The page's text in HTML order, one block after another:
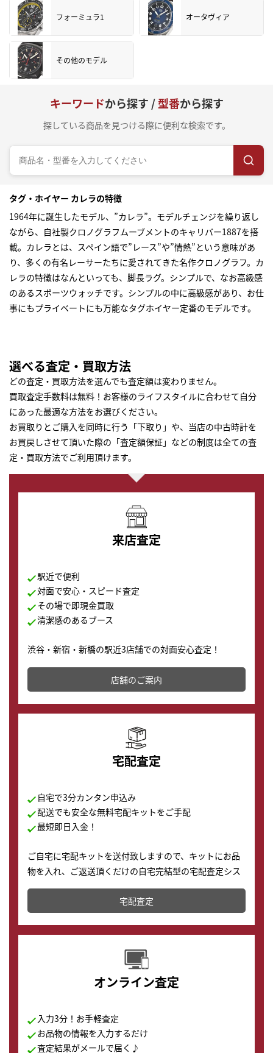
フォーミュラ1 オータヴィア
その他のモデル
キーワードから探す /型番から探す
探している商品を見つける際に便利な検索です。
タグ・ホイヤー カレラの特徴
1964年に誕生したモデル、”カレラ”。モデルチェンジを繰り返し
ながら、自社製クロノグラフムーブメントのキャリバー1887を搭
載。カレラとは、スペイン語で”レース”や”情熱”という意味があ
り、多くの有名レーサーたちに愛されてきた名作クロノグラフ。カ
レラの特徴はなんといっても、脚長ラグ。シンプルで、なお高級感
のあるスポーツウォッチです。シンプルの中に高級感があり、お仕
事にもプライベートにも万能なタグホイヤー定番のモデルです。
選べる査定・買取方法
どの査定・買取方法を選んでも査定額は変わりません。
買取査定手数料は無料！お客様のライフスタイルに合わせて自分
にあった最適な方法をお選びください。
お買取りとご購入を同時に行う「下取り」や、当店の中古時計を
お買戻しさせて頂いた際の「査定額保証」などの制度は全ての査
定・買取方法でご利用頂けます。
来店査定
駅近で便利
対面で安心・スピード査定
その場で即現金買取
清潔感のあるブース
渋谷・新宿・新橋の駅近3店舗での対面安心査定！
その場で現金買取致します。渋谷本店では、時計販売の
店舗を併設しており、下取りに出してお得に新しい時計
の購入もできます♪
店舗のご案内
宅配査定
自宅で3分カンタン申込み
配送でも安全な無料宅配キットをご手配
最短即日入金！
ご自宅に宅配キットを送付致しますので、キットにお品
物を入れ、ご返送頂くだけの自宅完結型の宅配査定シス
テムです。
配送でも簡単&安全に査定・買取に出すことが可能で
す。
宅配査定
オンライン査定
入力3分！お手軽査定
お品物の情報を入力するだけ
査定結果がメールで届く♪